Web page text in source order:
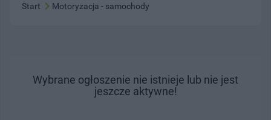
Start Motoryzacja - samochody
Wybrane ogłoszenie nie istnieje lub nie jest
jeszcze aktywne!